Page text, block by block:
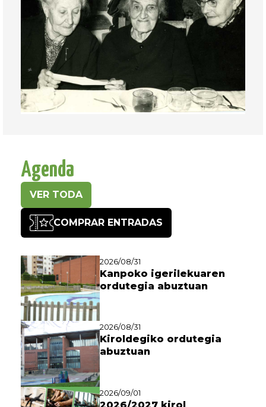
Agenda
2026/08/31
Kanpoko igerilekuaren
ordutegia abuztuan
2026/08/31
Kiroldegiko ordutegia
2026/09/01